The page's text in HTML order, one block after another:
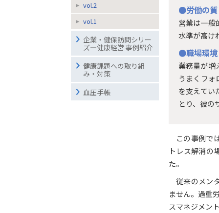
●労働の質
営業は一般
水準が高け
●職場環境
業務量が増
うまくフォ
を支えてい
とり、彼の
この事例で
トレス解消の
た。
従来のメン
ません。過重
スマネジメン
vol.2
vol.1
企業・健保訪問シリー
ズ―健康経営 事例紹介
健康課題への取り組
み・対策
血圧手帳